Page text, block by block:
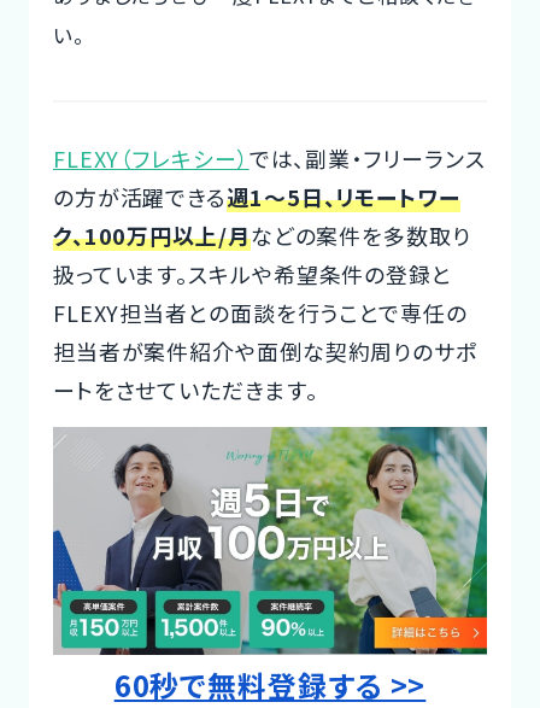
い。
FLEXY（フレキシー）では、副業・フリーランス
の方が活躍できる週1～5日、リモートワー
ク、100万円以上/月などの案件を多数取り
扱っています。スキルや希望条件の登録と
FLEXY担当者との面談を行うことで専任の
担当者が案件紹介や面倒な契約周りのサポ
ートをさせていただきます。
60秒で無料登録する >>